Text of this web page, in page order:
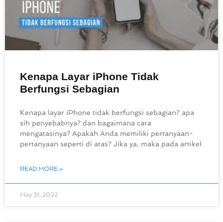
Kenapa Layar iPhone Tidak
Berfungsi Sebagian
Kenapa layar iPhone tidak berfungsi sebagian? apa
sih penyebabnya? dan bagaimana cara
mengatasinya? Apakah Anda memiliki pertanyaan-
pertanyaan seperti di atas? Jika ya, maka pada artikel
READ MORE »
May 31, 2022